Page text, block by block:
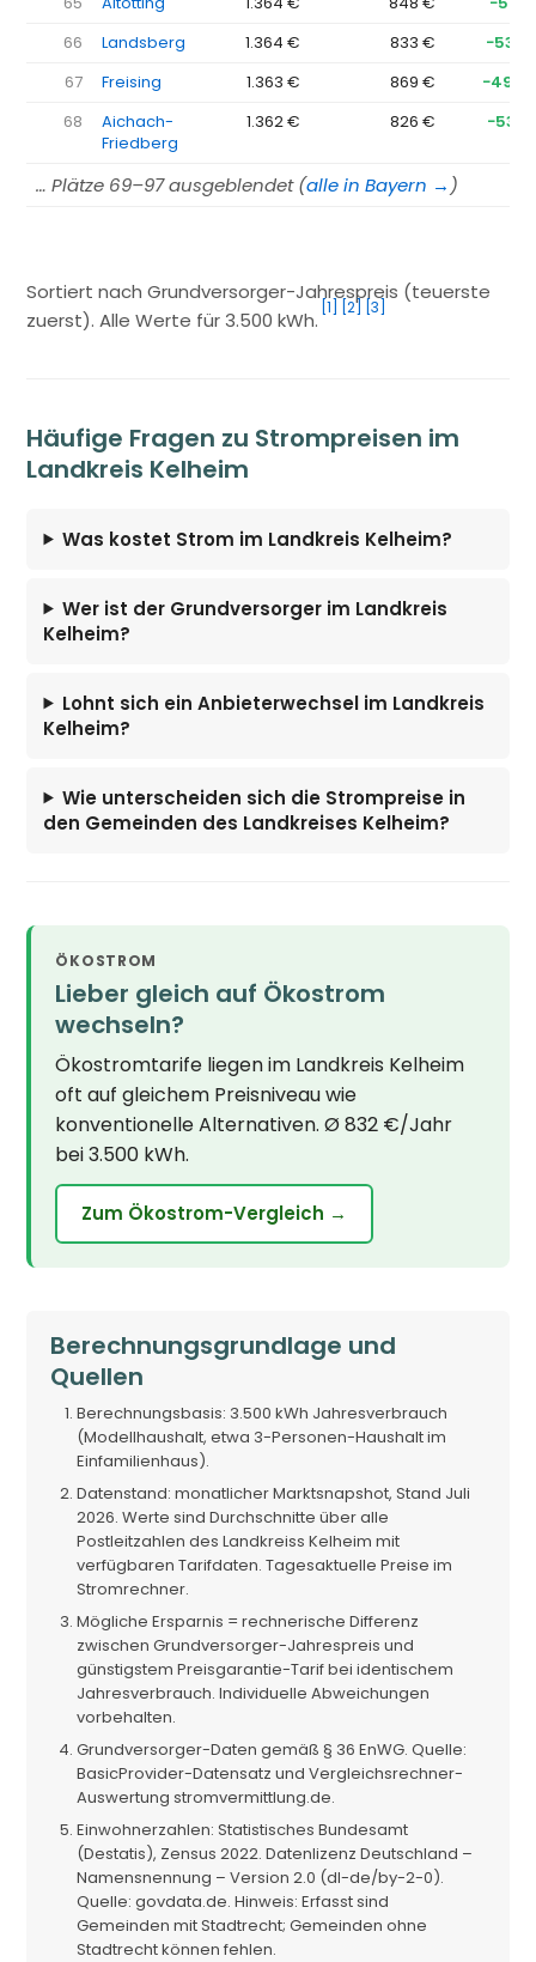
66
Landsberg 1.364 € 833 €
−530
67
Freising 1.363 € 869 €
−494
68
Aichach-
Friedberg
1.362 € 826 € −537
… Plätze 69–97 ausgeblendet (alle in Bayern → )
Sortiert nach Grundversorger-Jahrespreis (teuerste
zuerst). Alle Werte für 3.500 kWh.
[1] [2] [3]
Häufige Fragen zu Strompreisen im
Landkreis Kelheim
Was kostet Strom im Landkreis Kelheim?
Wer ist der Grundversorger im Landkreis
Kelheim?
Lohnt sich ein Anbieterwechsel im Landkreis
Kelheim?
Wie unterscheiden sich die Strompreise in
den Gemeinden des Landkreises Kelheim?
ÖKOSTROM
Lieber gleich auf Ökostrom
wechseln?
Ökostromtarife liegen im Landkreis Kelheim
oft auf gleichem Preisniveau wie
konventionelle Alternativen. Ø 832 €/Jahr
bei 3.500 kWh.
Zum Ökostrom-Vergleich →
Berechnungsgrundlage und
Quellen
Berechnungsbasis: 3.500 kWh Jahresverbrauch
(Modellhaushalt, etwa 3-Personen-Haushalt im
Einfamilienhaus).
Datenstand: monatlicher Marktsnapshot, Stand Juli
2026. Werte sind Durchschnitte über alle
Postleitzahlen des Landkreiss Kelheim mit
verfügbaren Tarifdaten. Tagesaktuelle Preise im
Stromrechner.
Mögliche Ersparnis = rechnerische Differenz
zwischen Grundversorger-Jahrespreis und
günstigstem Preisgarantie-Tarif bei identischem
Jahresverbrauch. Individuelle Abweichungen
vorbehalten.
Grundversorger-Daten gemäß § 36 EnWG. Quelle:
BasicProvider-Datensatz und Vergleichsrechner-
Auswertung stromvermittlung.de.
Einwohnerzahlen: Statistisches Bundesamt
(Destatis), Zensus 2022. Datenlizenz Deutschland –
Namensnennung – Version 2.0 (dl-de/by-2-0).
Quelle: govdata.de. Hinweis: Erfasst sind
Gemeinden mit Stadtrecht; Gemeinden ohne
Stadtrecht können fehlen.